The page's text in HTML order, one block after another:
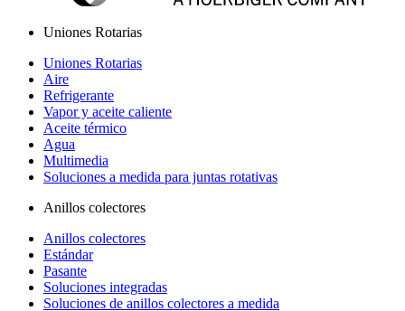
Uniones Rotarias
Uniones Rotarias
Aire
Refrigerante
Vapor y aceite caliente
Aceite térmico
Agua
Multimedia
Soluciones a medida para juntas rotativas
Anillos colectores
Anillos colectores
Estándar
Pasante
Soluciones integradas
Soluciones de anillos colectores a medida